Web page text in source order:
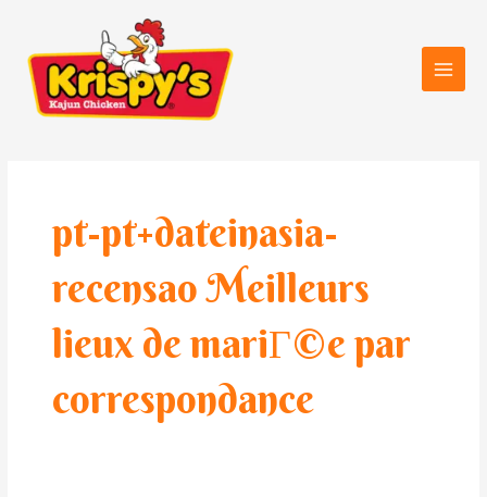
content
pt-pt+dateinasia-
recensao Meilleurs
lieux de mariГ©e par
correspondance